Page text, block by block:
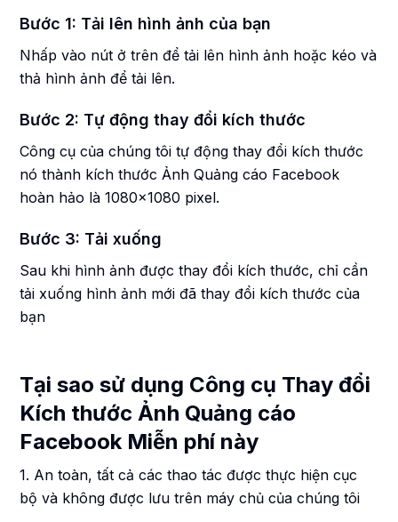
Bước 1: Tải lên hình ảnh của bạn
Nhấp vào nút ở trên để tải lên hình ảnh hoặc kéo và
thả hình ảnh để tải lên.
Bước 2: Tự động thay đổi kích thước
Công cụ của chúng tôi tự động thay đổi kích thước
nó thành kích thước Ảnh Quảng cáo Facebook
hoàn hảo là 1080x1080 pixel.
Bước 3: Tải xuống
Sau khi hình ảnh được thay đổi kích thước, chỉ cần
tải xuống hình ảnh mới đã thay đổi kích thước của
bạn
Tại sao sử dụng Công cụ Thay đổi
Kích thước Ảnh Quảng cáo
Facebook Miễn phí này
1. An toàn, tất cả các thao tác được thực hiện cục
bộ và không được lưu trên máy chủ của chúng tôi